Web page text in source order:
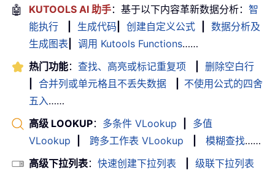
🤖 KUTOOLS AI 助手：基于以下内容革新数据分析： 智
能执行
生成代码 创建自定义公式
数据分析及
生成图表
调用 Kutools Functions……
热门功能： 查找、高亮或标记重复项
删除空白行
合并列或单元格且不丢失数据
不使用公式的四舍
五入……
高级 LOOKUP： 多条件 VLookup
多值
VLookup
跨多工作表 VLookup 模糊查找……
高级下拉列表： 快速创建下拉列表
级联下拉列表